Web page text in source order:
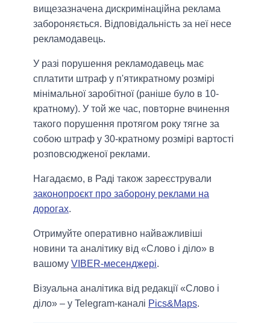
вищезазначена дискримінаційна реклама
забороняється. Відповідальність за неї несе
рекламодавець.
У разі порушення рекламодавець має
сплатити штраф у п'ятикратному розмірі
мінімальної заробітної (раніше було в 10-
кратному). У той же час, повторне вчинення
такого порушення протягом року тягне за
собою штраф у 30-кратному розмірі вартості
розповсюдженої реклами.
Нагадаємо, в Раді також зареєстрували
законопроєкт про заборону реклами на
дорогах.
Отримуйте оперативно найважливіші
новини та аналітику від «Слово і діло» в
вашому VIBER-месенджері.
Візуальна аналітика від редакції «Слово і
діло» – у Telegram-каналі Pics&Maps.